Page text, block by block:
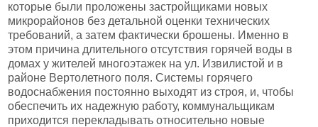
которые были проложены застройщиками новых
микрорайонов без детальной оценки технических
требований, а затем фактически брошены. Именно в
этом причина длительного отсутствия горячей воды в
домах у жителей многоэтажек на ул. Извилистой и в
районе Вертолетного поля. Системы горячего
водоснабжения постоянно выходят из строя, и, чтобы
обеспечить их надежную работу, коммунальщикам
приходится перекладывать относительно новые